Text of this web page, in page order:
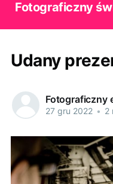
Fotograficzny
Udany
Fotograficzny
27 gru 2022 • 2